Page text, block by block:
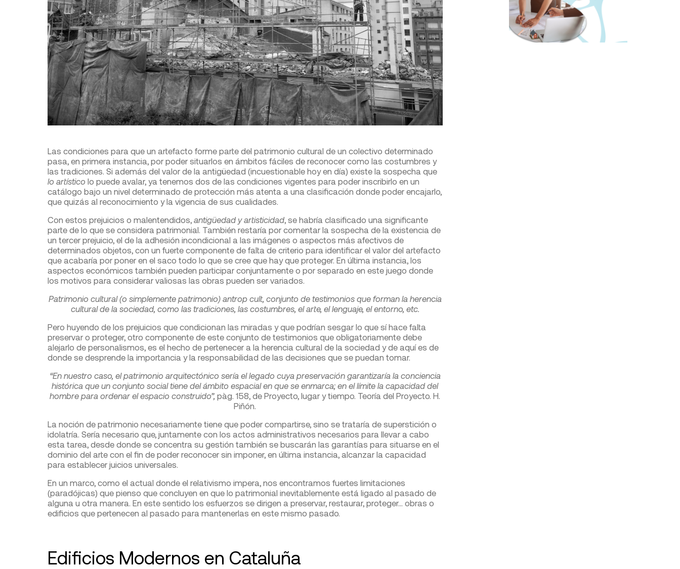
Las condiciones para que un artefacto forme parte del patrimonio cultural de un colectivo determinado
pasa, en primera instancia, por poder situarlos en ámbitos fáciles de reconocer como las costumbres y
las tradiciones. Si además del valor de la antigüedad (incuestionable hoy en día) existe la sospecha que
lo artístico lo puede avalar, ya tenemos dos de las condiciones vigentes para poder inscribirlo en un
catálogo bajo un nivel determinado de protección más atenta a una clasificación donde poder encajarlo,
que quizás al reconocimiento y la vigencia de sus cualidades.
Con estos prejuicios o malentendidos, antigüedad y artisticidad, se habría clasificado una significante
parte de lo que se considera patrimonial. También restaría por comentar la sospecha de la existencia de
un tercer prejuicio, el de la adhesión incondicional a las imágenes o aspectos más afectivos de
determinados objetos, con un fuerte componente de falta de criterio para identificar el valor del artefacto
que acabaría por poner en el saco todo lo que se cree que hay que proteger. En última instancia, los
aspectos económicos también pueden participar conjuntamente o por separado en este juego donde
los motivos para considerar valiosas las obras pueden ser variados.
Patrimonio cultural (o simplemente patrimonio) antrop cult, conjunto de testimonios que forman la herencia
cultural de la sociedad, como las tradiciones, las costumbres, el arte, el lenguaje, el entorno, etc.
Pero huyendo de los prejuicios que condicionan las miradas y que podrían sesgar lo que sí hace falta
preservar o proteger, otro componente de este conjunto de testimonios que obligatoriamente debe
alejarlo de personalismos, es el hecho de pertenecer a la herencia cultural de la sociedad y de aquí es de
donde se desprende la importancia y la responsabilidad de las decisiones que se puedan tomar.
“En nuestro caso, el patrimonio arquitectónico sería el legado cuya preservación garantizaría la conciencia
histórica que un conjunto social tiene del ámbito espacial en que se enmarca; en el límite la capacidad del
hombre para ordenar el espacio construido”, pàg. 158, de Proyecto, lugar y tiempo. Teoría del Proyecto. H.
Piñón.
La noción de patrimonio necesariamente tiene que poder compartirse, sino se trataría de superstición o
idolatría. Sería necesario que, juntamente con los actos administrativos necesarios para llevar a cabo
esta tarea, desde donde se concentra su gestión también se buscarán las garantías para situarse en el
dominio del arte con el fin de poder reconocer sin imponer, en última instancia, alcanzar la capacidad
para establecer juicios universales.
En un marco, como el actual donde el relativismo impera, nos encontramos fuertes limitaciones
(paradójicas) que pienso que concluyen en que lo patrimonial inevitablemente está ligado al pasado de
alguna u otra manera. En este sentido los esfuerzos se dirigen a preservar, restaurar, proteger… obras o
edificios que pertenecen al pasado para mantenerlas en este mismo pasado.
Edificios Modernos en Cataluña